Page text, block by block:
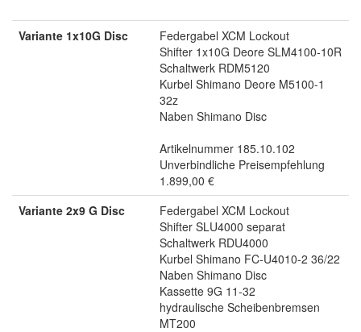
Variante 1x10G Disc
Federgabel XCM Lockout
Shifter 1x10G Deore SLM4100-10R
Schaltwerk RDM5120
Kurbel Shimano Deore M5100-1
32z
Naben Shimano Disc
Artikelnummer 185.10.102
Unverbindliche Preisempfehlung
1.899,00 €
Variante 2x9 G Disc
Federgabel XCM Lockout
Shifter SLU4000 separat
Schaltwerk RDU4000
Kurbel Shimano FC-U4010-2 36/22
Naben Shimano Disc
Kassette 9G 11-32
hydraulische Scheibenbremsen
MT200